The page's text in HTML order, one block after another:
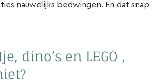
nauwelijks bedwingen. En dat snap
dino’s en LEGO ,